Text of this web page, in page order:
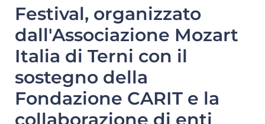
Festival, organizzato
dall'Associazione Mozart
Italia di Terni con il
sostegno della
Fondazione CARIT e la
collaborazione di enti